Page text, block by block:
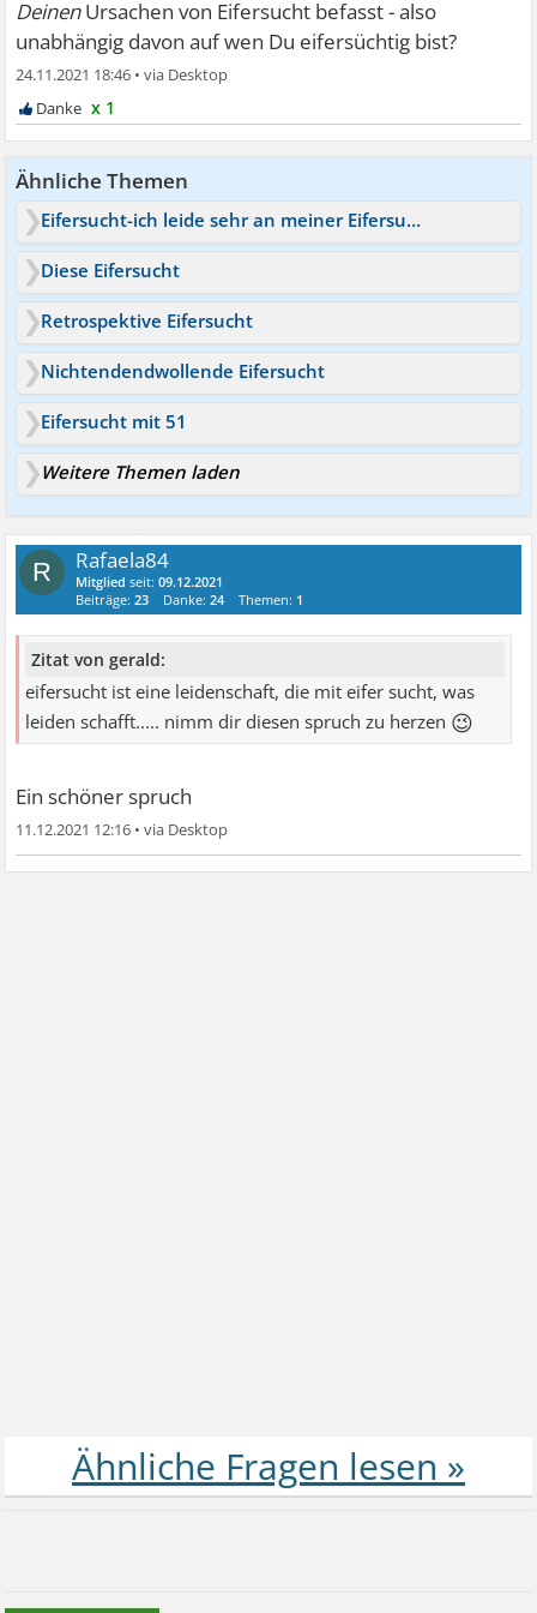
DeinenUrsachen von Eifersucht befasst - also
unabhängig davon auf wen Du eifersüchtig bist?
24.11.2021 18:46 •
x 1
Ähnliche Themen
Eifersucht-ich leide sehr an meiner Eifersucht!
Diese Eifersucht
Retrospektive Eifersucht
Nichtendendwollende Eifersucht
Eifersucht mit 51
Weitere Themen laden
R Rafaela84
Mitglied seit:09.12.2021
Beiträge:23 Danke:24 Themen: 1
Zitat von gerald:
eifersucht ist eine leidenschaft, die mit eifer sucht, was
leiden schafft..... nimm dir diesen spruch zu herzen 😉
Ein schöner spruch
11.12.2021 12:16 •